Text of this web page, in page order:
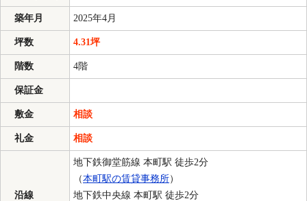
築年月 2025年4月
坪数 4.31坪
階数 4階
保証金
敷金 相談
礼金 相談
沿線
地下鉄御堂筋線 本町駅 徒歩2分
（本町駅の賃貸事務所）
地下鉄中央線 本町駅 徒歩2分